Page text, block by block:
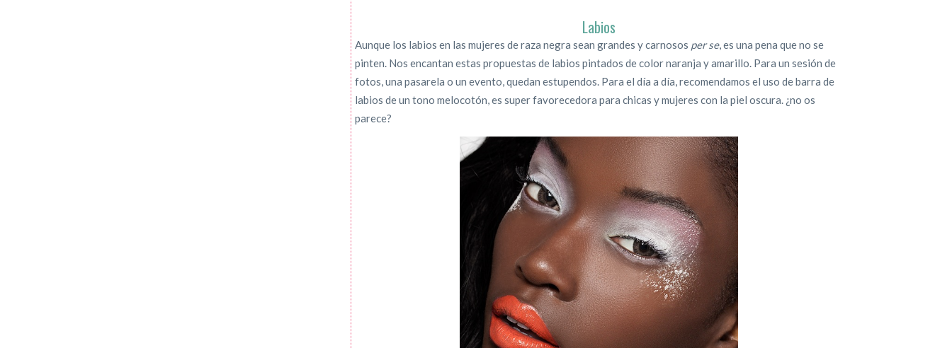
Labios
Aunque los labios en las mujeres de raza negra sean grandes y carnosos per se, es una pena que no se
pinten. Nos encantan estas propuestas de labios pintados de color naranja y amarillo. Para un sesión de
fotos, una pasarela o un evento, quedan estupendos. Para el día a día, recomendamos el uso de barra de
labios de un tono melocotón, es super favorecedora para chicas y mujeres con la piel oscura. ¿no os
parece?